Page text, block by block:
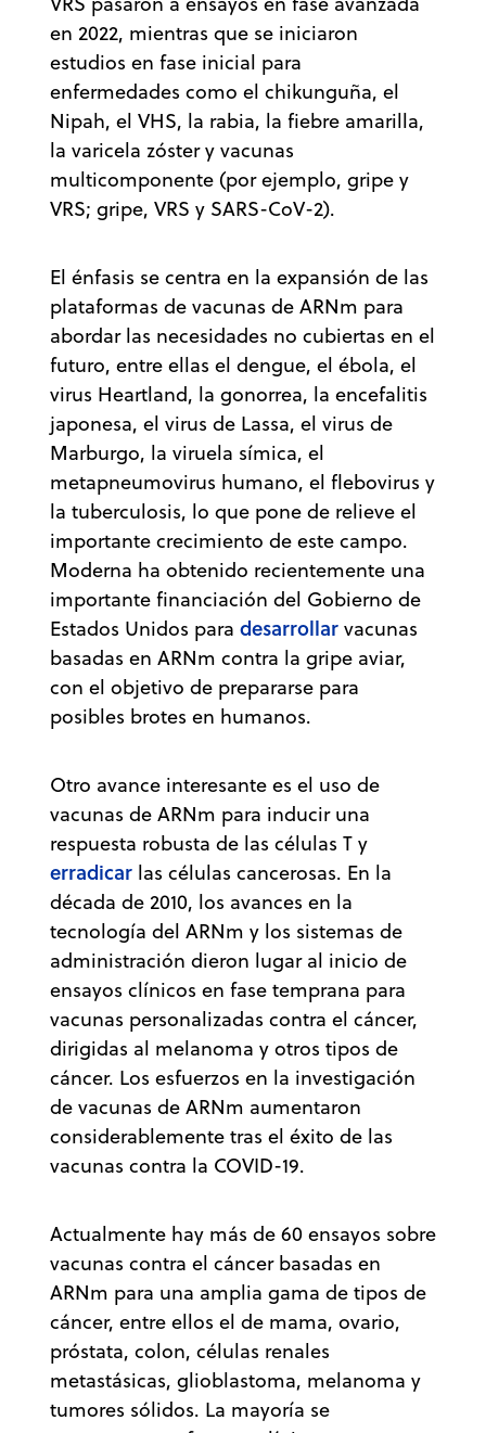
en 2022, mientras que se iniciaron
estudios en fase inicial para
enfermedades como el chikunguña, el
Nipah, el VHS, la rabia, la fiebre amarilla,
la varicela zóster y vacunas
multicomponente (por ejemplo, gripe y
VRS; gripe, VRS y SARS-CoV-2).
El énfasis se centra en la expansión de las
plataformas de vacunas de ARNm para
abordar las necesidades no cubiertas en el
futuro, entre ellas el dengue, el ébola, el
virus Heartland, la gonorrea, la encefalitis
japonesa, el virus de Lassa, el virus de
Marburgo, la viruela símica, el
metapneumovirus humano, el flebovirus y
la tuberculosis, lo que pone de relieve el
importante crecimiento de este campo.
Moderna ha obtenido recientemente una
importante financiación del Gobierno de
Estados Unidos para desarrollar vacunas
basadas en ARNm contra la gripe aviar,
con el objetivo de prepararse para
posibles brotes en humanos.
Otro avance interesante es el uso de
vacunas de ARNm para inducir una
respuesta robusta de las células T y
erradicar las células cancerosas. En la
década de 2010, los avances en la
tecnología del ARNm y los sistemas de
administración dieron lugar al inicio de
ensayos clínicos en fase temprana para
vacunas personalizadas contra el cáncer,
dirigidas al melanoma y otros tipos de
cáncer. Los esfuerzos en la investigación
de vacunas de ARNm aumentaron
considerablemente tras el éxito de las
vacunas contra la COVID-19.
Actualmente hay más de 60 ensayos sobre
vacunas contra el cáncer basadas en
ARNm para una amplia gama de tipos de
cáncer, entre ellos el de mama, ovario,
próstata, colon, células renales
metastásicas, glioblastoma, melanoma y
tumores sólidos. La mayoría se